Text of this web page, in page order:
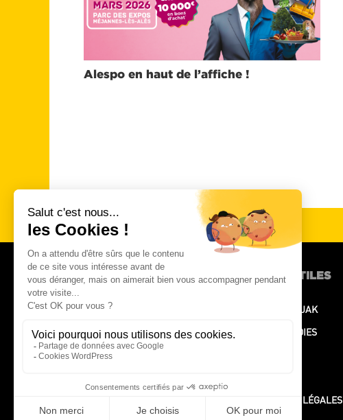
Alespo en haut de l’affiche !
165 rue Philippe Maupas
Immeuble l’Altis, 30900 NÎMES
+33 (0)4 66 03 30 21
LIENS UTILES
LA TEAM DJAK
CASE STUDIES
MENTIONS LÉGALES